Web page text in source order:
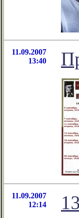
11.09.2007
13:40
11.09.2007
12:14